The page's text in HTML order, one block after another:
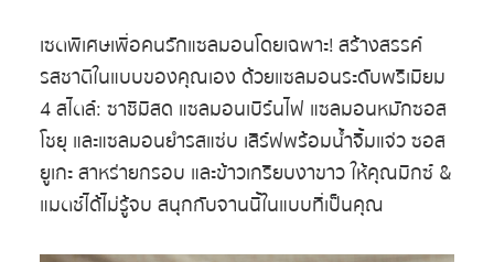
เซตพิเศษเพื่อคนรักแซลมอนโดยเฉพาะ! สร้างสรรค์
รสชาติในแบบของคุณเอง ด้วยแซลมอนระดับพรีเมียม
4 สไตล์: ซาชิมิสด แซลมอนเบิร์นไฟ แซลมอนหมักซอส
โชยุ และแซลมอนยำรสแซ่บ เสิร์ฟพร้อมน้ำจิ้มแจ่ว ซอส
ยูเกะ สาหร่ายกรอบ และข้าวเกรียบงาขาว ให้คุณมิกซ์ &
แมตช์ได้ไม่รู้จบ สนุกกับจานนี้ในแบบที่เป็นคุณ